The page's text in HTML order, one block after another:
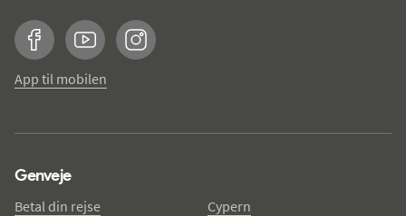
FacebookYouTubeInstagram
App til mobilen
Genveje
Betal din rejse
Cypern